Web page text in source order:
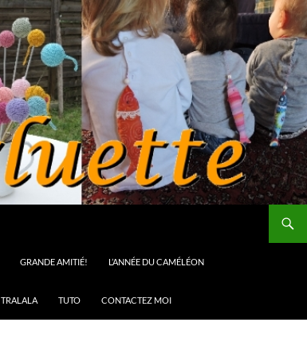
GRANDE AMITIÉ! L’ANNÉE DU CAMÉLÉON
TRALALA TUTO CONTACTEZ MOI